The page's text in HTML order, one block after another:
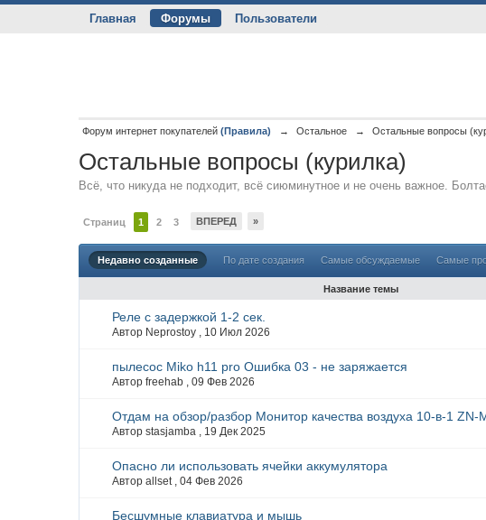
Главная Форумы Пользователи
Форум интернет покупателей (Правила) → Остальное → Остальные вопросы
Остальные вопросы (курилка)
Всё, что никуда не подходит, всё сиюминутное и не очень важное.
Страниц 1 2 3 ВПЕРЕД »
Недавно созданные По дате создания Самые обсуждаемые Самые
Название темы
Реле с задержкой 1-2 сек.
Автор Neprostoy , 10 Июл 2026
пылесос Miko h11 pro Ошибка 03 - не заряжается
Автор freehab ,09 Фев 2026
Отдам на обзор/разбор Монитор качества воздуха 10-в-1 ZN-
Автор stasjamba , 19 Дек 2025
Опасно ли использовать ячейки аккумулятора
Автор allset ,04 Фев 2026
Бесшумные клавиатура и мышь